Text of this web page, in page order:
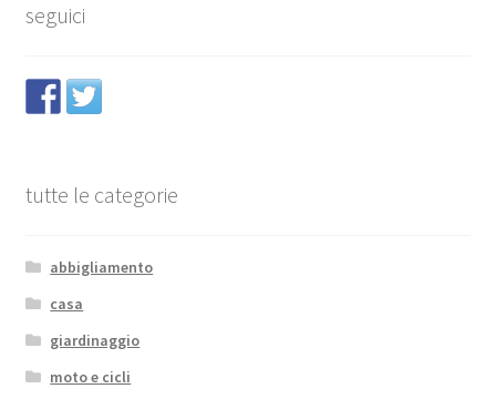
seguici
tutte le categorie
abbigliamento
casa
giardinaggio
moto e cicli